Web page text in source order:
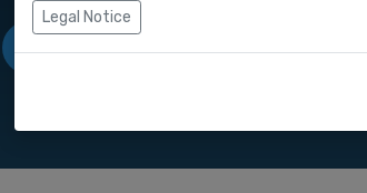
Zapier
Angebot anfordern
Legal Notice